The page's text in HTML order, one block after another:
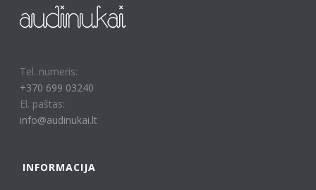
Tel. numeris:
+370 699 03240
El. paštas:
info@audinukai.lt
INFORMACIJA